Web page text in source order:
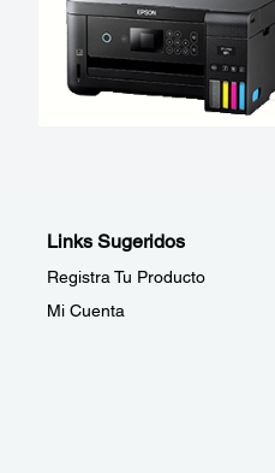
Links Sugeridos
Registra Tu Producto
Mi Cuenta